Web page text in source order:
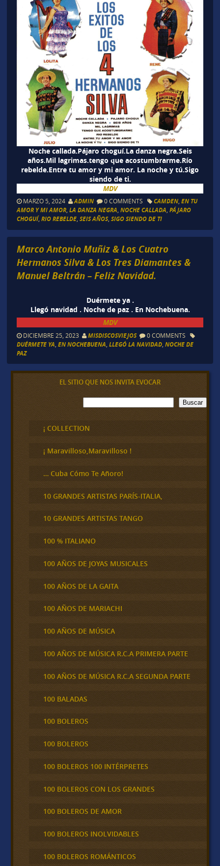
Noche callada.Pájaro choguí.La danza negra.Seis
años.Mil lagrimas.tengo que acostumbrarme.Río
rebelde.Entre tu amor y mi amor. La noche y tú.Sigo
siendo de ti.
MDV
MARZO 5, 2024 ADMIN 0 COMMENTS CAMDEN, EN TU
AMOR Y MI AMOR, LA DANZA NEGRA, NOCHE CALLADA, PÁJARO
CHOGUÍ, RIO REBELDE, SEIS AÑOS, SIGO SIENDO DE TI
Marco Antonio Muñiz & Los Cuatro
Hermanos Silva & Los Tres Diamantes &
Manuel Beltrán – Feliz Navidad.
Duérmete ya .
Llegó navidad . Noche de paz . En Nochebuena.
MDV
DICIEMBRE 25, 2023 MISDISCOSVIEJOS 0 COMMENTS
DUÉRMETE YA EN NOCHEBUENA LLEGÓ LA NAVIDAD, NOCHE DE
PAZ
EL SITIO QUE NOS INVITA EVOCAR
B
u
c
a
Buscar
¡ COLLECTION
¡ Maravilloso,Maravilloso !
… Cuba Cómo Te Añoro!
10 GRANDES ARTISTAS PARÍS-ITALIA,
10 GRANDES ARTISTAS TANGO
100 % ITALIANO
100 AÑOS DE JOYAS MUSICALES
100 AÑOS DE LA GAITA
100 AÑOS DE MARIACHI
100 AÑOS DE MÚSICA
100 AÑOS DE MÚSICA R.C.A PRIMERA PARTE
100 AÑOS DE MÚSICA R.C.A SEGUNDA PARTE
100 BALADAS
100 BOLEROS
100 BOLEROS
100 BOLEROS 100 INTÉRPRETES
100 BOLEROS CON LOS GRANDES
100 BOLEROS DE AMOR
100 BOLEROS INOLVIDABLES
100 BOLEROS ROMÁNTICOS